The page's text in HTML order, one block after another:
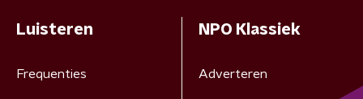
Luisteren
Frequenties
NPO Klassiek
Adverteren